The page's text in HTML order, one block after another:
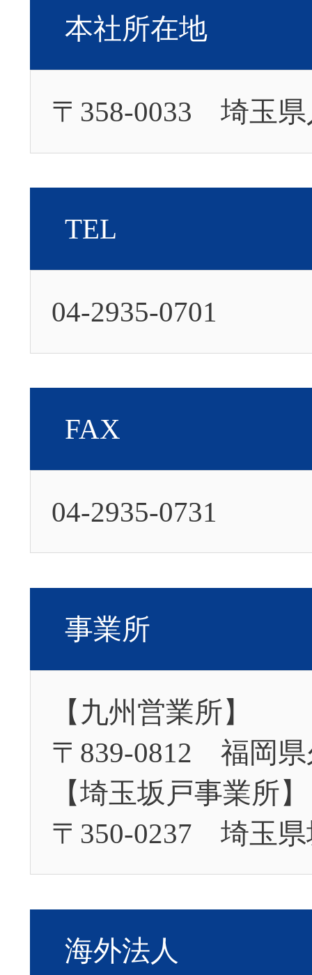
本社所在地
〒358-0033 埼玉県
TEL
04-2935-0701
FAX
04-2935-0731
事業所
【九州営業所】
〒839-0812 福岡県
【埼玉坂戸事業所】
〒350-0237 埼玉県
海外法人